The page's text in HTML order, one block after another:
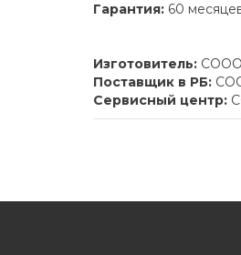
Гарантия: 60
Изготовитель: СООО
Поставщик в РБ:
Сервисный центр: